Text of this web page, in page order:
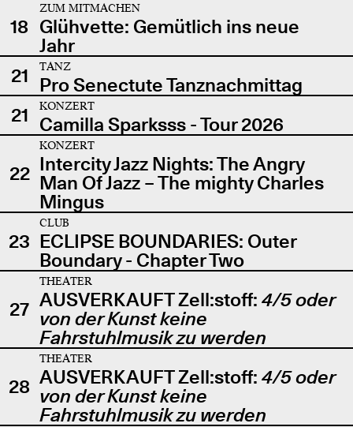
18
ZUM MITMACHEN
Glühvette: Gemütlich ins neue
Jahr
21
TANZ
Pro Senectute Tanznachmittag
21
KONZERT
Camilla Sparksss - Tour 2026
22
KONZERT
Intercity Jazz Nights: The Angry
Man Of Jazz – The mighty Charles
Mingus
23
CLUB
ECLIPSE BOUNDARIES: Outer
Boundary - Chapter Two
27
THEATER
AUSVERKAUFT Zell:stoff: 4/5 oder
von der Kunst keine
Fahrstuhlmusik zu werden
28
THEATER
AUSVERKAUFT Zell:stoff: 4/5 oder
von der Kunst keine
Fahrstuhlmusik zu werden